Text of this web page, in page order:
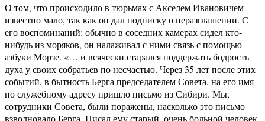
О том, что происходило в тюрьмах с Акселем Ивановичем
известно мало, так как он дал подписку о неразглашении. С
его воспоминаний: обычно в соседних камерах сидел кто-
нибудь из моряков, он налаживал с ними связь с помощью
азбуки Морзе. «… и всячески старался поддержать бодрость
духа у своих собратьев по несчастью. Через 35 лет после этих
событий, в бытность Берга председателем Совета, на его имя
по служебному адресу пришло письмо из Сибири. Мы,
сотрудники Совета, были поражены, насколько это письмо
взволновало Берга. Писал ему старый, очень больной человек,